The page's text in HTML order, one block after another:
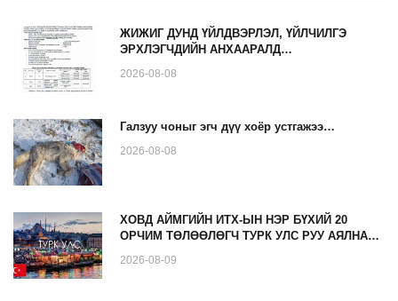
ЖИЖИГ ДУНД ҮЙЛДВЭРЛЭЛ, ҮЙЛЧИЛГЭ
ЭРХЛЭГЧДИЙН АНХААРАЛД…
2026-08-08
Галзуу чоныг эгч дүү хоёр устгажээ…
2026-08-08
ХОВД АЙМГИЙН ИТХ-ЫН НЭР БҮХИЙ 20
ОРЧИМ ТӨЛӨӨЛӨГЧ ТУРК УЛС РУУ АЯЛНА…
2026-08-09